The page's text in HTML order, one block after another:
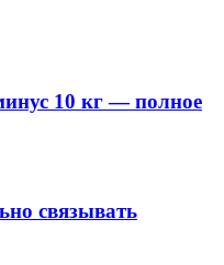
10 кг — полное
связывать